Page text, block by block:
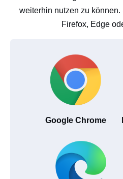
weiterhin nutzen zu
Firefox, Edge
Google Chrome